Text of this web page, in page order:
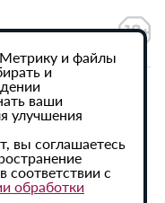
данных
активная
и файлы
и
ваши
улучшения
вы соглашаетесь
с
обработки